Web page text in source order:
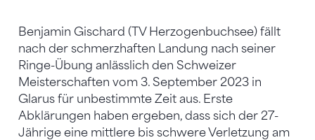
Benjamin Gischard (TV Herzogenbuchsee) fällt
nach der schmerzhaften Landung nach seiner
Ringe-Übung anlässlich den Schweizer
Meisterschaften vom 3. September 2023 in
Glarus für unbestimmte Zeit aus. Erste
Abklärungen haben ergeben, dass sich der 27-
Jährige eine mittlere bis schwere Verletzung am